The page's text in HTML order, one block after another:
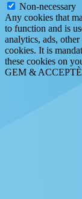
Non-necessary
Any cookies that
to function and is
analytics, ads, other
cookies. It is
these cookies on
GEM &